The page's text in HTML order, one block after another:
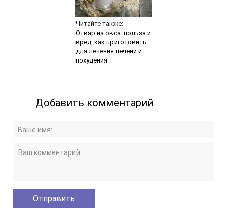
Читайте также:
Отвар из овса: польза и
вред, как приготовить
для лечения печени и
похудения
Добавить комментарий